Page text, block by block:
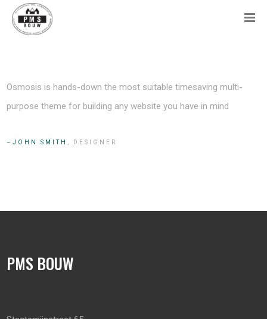
Osmosis is hands-down the most suitable timesaving multi-
purpose theme for building any website you have in mind
JOHN SMITH , DESIGNER
PMS BOUW